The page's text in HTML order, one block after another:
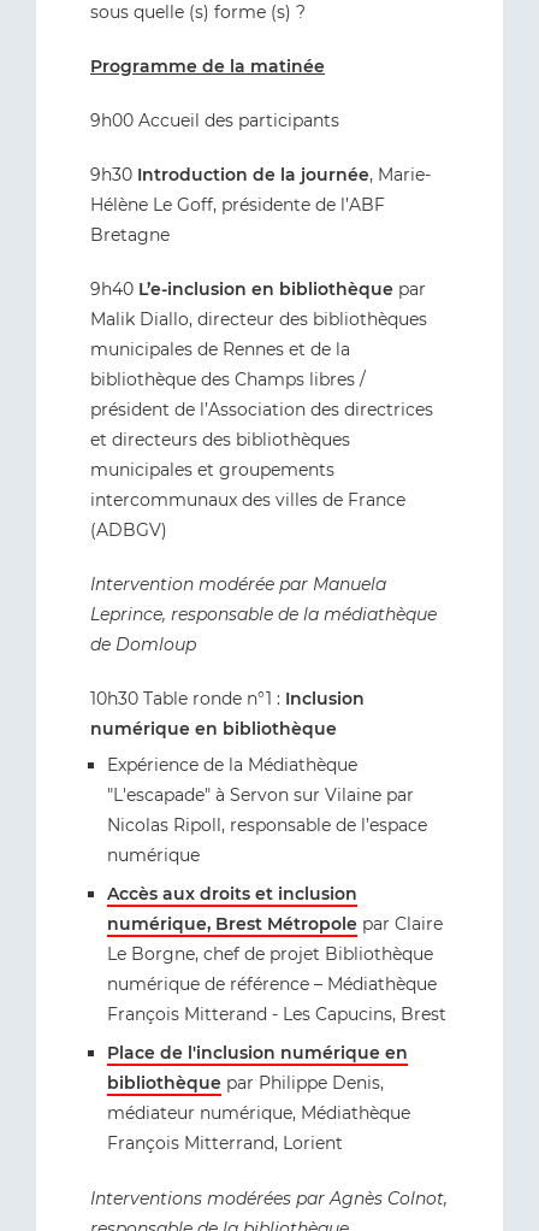
sous quelle (s) forme (s) ?
Programme de la matinée
9h00 Accueil des participants
9h30 Introduction de la journée, Marie-
Hélène Le Goff, présidente de l’ABF
Bretagne
9h40 L’e-inclusion en bibliothèque par
Malik Diallo, directeur des bibliothèques
municipales de Rennes et de la
bibliothèque des Champs libres /
président de l’Association des directrices
et directeurs des bibliothèques
municipales et groupements
intercommunaux des villes de France
(ADBGV)
Intervention modérée par Manuela
Leprince, responsable de la médiathèque
de Domloup
10h30 Table ronde n°1 : Inclusion
numérique en bibliothèque
Expérience de la Médiathèque
"L'escapade" à Servon sur Vilaine par
Nicolas Ripoll, responsable de l’espace
numérique
Accès aux droits et inclusion
numérique, Brest Métropole par Claire
Le Borgne, chef de projet Bibliothèque
numérique de référence – Médiathèque
François Mitterand - Les Capucins, Brest
Place de l'inclusion numérique en
bibliothèque par Philippe Denis,
médiateur numérique, Médiathèque
François Mitterrand, Lorient
Interventions modérées par Agnès Colnot,